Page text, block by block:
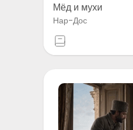
Мёд и мухи
Нар-Дос